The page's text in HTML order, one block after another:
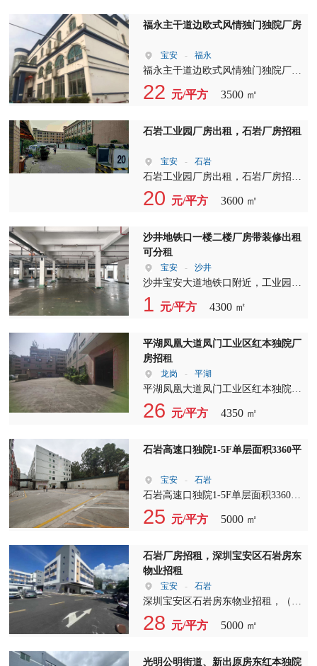
1、标准厂房三楼 三楼1800㎡，价格
㎡，二楼530㎡，三楼370㎡， 合计
1260㎡， 价格美丽 3、宿舍一楼整
层:360㎡+300㎡ 只要客户看中，全力
配合成交。
福永主干道边欧式风情独门独院厂房
宝安 - 福永
福永主干道边欧式风情独门独院厂房
1-3层3500平方，带观光电梯，是您
办公、研发、培训、商务接待的风水
22 元/平方 3500 ㎡
石岩工业园厂房出租，石岩厂房招租
宝安 - 石岩
石岩工业园厂房出租，石岩厂房招
租，石岩机荷高速出口原房东，新出
一楼1580平方，层高6米，园区空地
长！
20 元/平方 3600 ㎡
沙井地铁口一楼二楼厂房带装修出租
可分租
宝安 - 沙井
沙井宝安大道地铁口附近，工业园区
一楼二楼厂房面积2150平米，可分租
1250和900平米，一楼带杭车，主线
顶，有地坪漆，交通便利，招工容
易，不要转让费！
1 元/平方 4300 ㎡
平湖凤凰大道凤门工业区红本独院厂
房招租
龙岗 - 平湖
平湖凤凰大道凤门工业区红本独院厂
房招租面积：7350平 1厂房:1-3层共
4350平方，每层1450平，主线到车
高度5米 3宿舍:1-6层2700平方，每层
货车进出方便，厂房可办环评，合同
期长，行业不限：配送，印刷，电
子，五金，注塑，塑胶，电商，医
疗，科技，新能源等.
26 元/平方 4350 ㎡
石岩高速口独院1-5F单层面积3360平
宝安 - 石岩
石岩高速口独院1-5F单层面积3360
平，16800平，单一层700平 租金，
整租33元， 分租：一楼38，楼上28
米，楼上4米
25 元/平方 5000 ㎡
石岩厂房招租，深圳宝安区石岩房东
物业招租
宝安 - 石岩
深圳宝安区石岩房东物业招租，（无
公摊）有红本房产证，建筑总面积
16000平，厂房约13000平左右，宿舍
元/平含税，欢迎来电咨询。
28 元/平方 5000 ㎡
光明公明街道、新出原‮东房‬红本‮院独‬